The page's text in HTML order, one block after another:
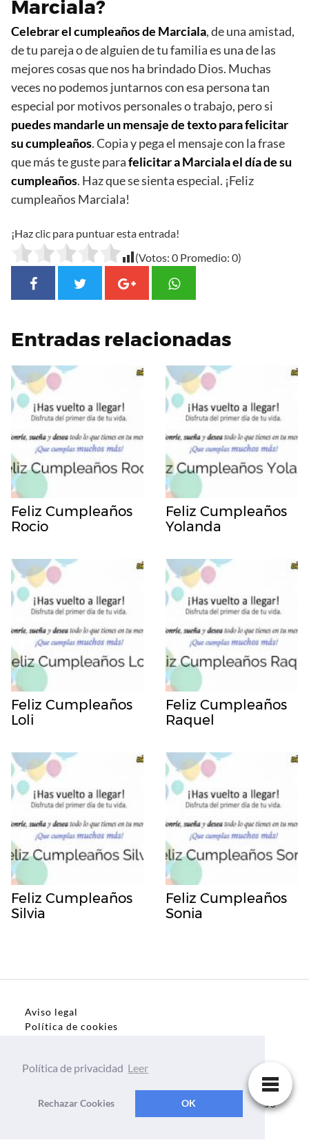
Marciala?
Celebrar el cumpleaños de Marciala, de una amistad,
de tu pareja o de alguien de tu familia es una de las
mejores cosas que nos ha brindado Dios. Muchas
veces no podemos juntarnos con esa persona tan
especial por motivos personales o trabajo, pero si
puedes mandarle un mensaje de texto para felicitar
su cumpleaños. Copia y pega el mensaje con la frase
que más te guste parafelicitar a Marciala el día de su
cumpleaños. Haz que se sienta especial. ¡Feliz
cumpleaños Marciala!
¡Haz clic para puntuar esta entrada!
(Votos: 0 Promedio: 0)
Entradas relacionadas
Feliz Cumpleaños
Rocio
Feliz Cumpleaños
Yolanda
Feliz Cumpleaños
Loli
Feliz Cumpleaños
Raquel
Feliz Cumpleaños
Silvia
Feliz Cumpleaños
Sonia
Aviso legal
Política de cookies
Dedicatorias, frases, textos para todo el mundo
Política de privacidad Leer
Rechazar Cookies OK